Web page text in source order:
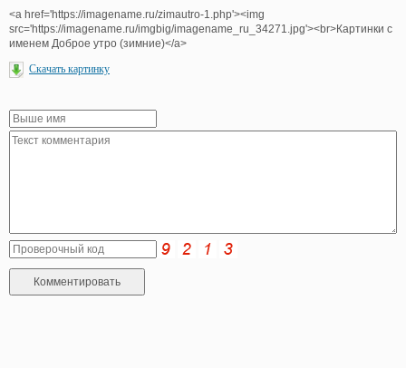
<a href='https://imagename.ru/zimautro-1.php'><img
src='https://imagename.ru/imgbig/imagename_ru_34271.jpg'><br>Картинки с
именем Доброе утро (зимние)</a>
Скачать картинку